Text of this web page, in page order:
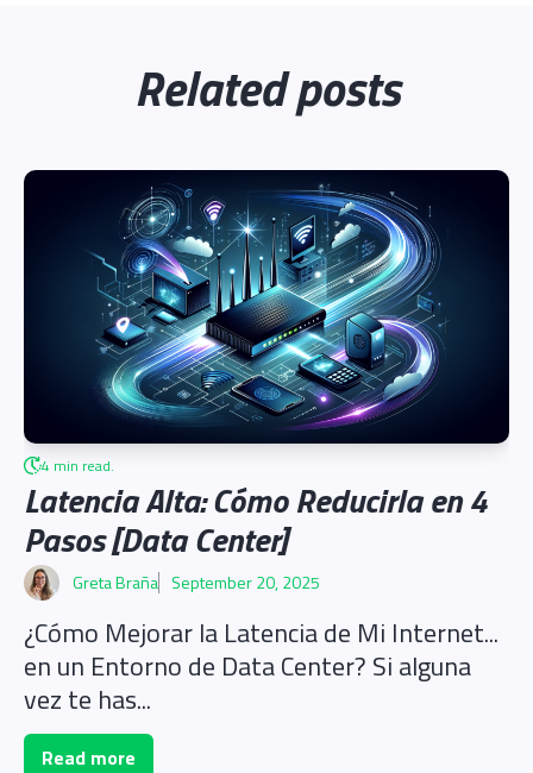
Related posts
4 min read.
Latencia Alta: Cómo Reducirla en 4
Pasos [Data Center]
Greta Braña September 20, 2025
¿Cómo Mejorar la Latencia de Mi Internet...
en un Entorno de Data Center? Si alguna
vez te has...
Read more